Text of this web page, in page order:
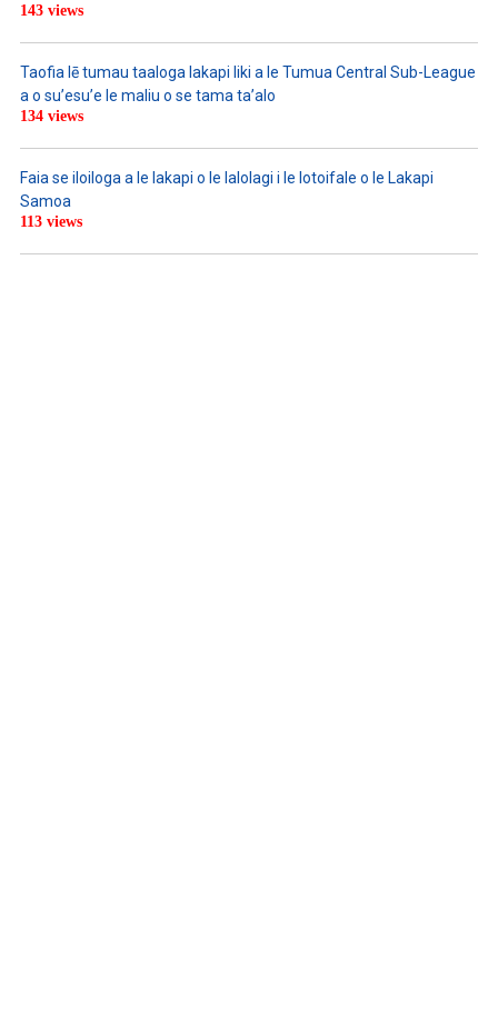
143 views
Taofia lē tumau taaloga lakapi liki a le Tumua Central Sub-League
a o su’esu’e le maliu o se tama ta’alo
134 views
Faia se iloiloga a le lakapi o le lalolagi i le lotoifale o le Lakapi
Samoa
113 views